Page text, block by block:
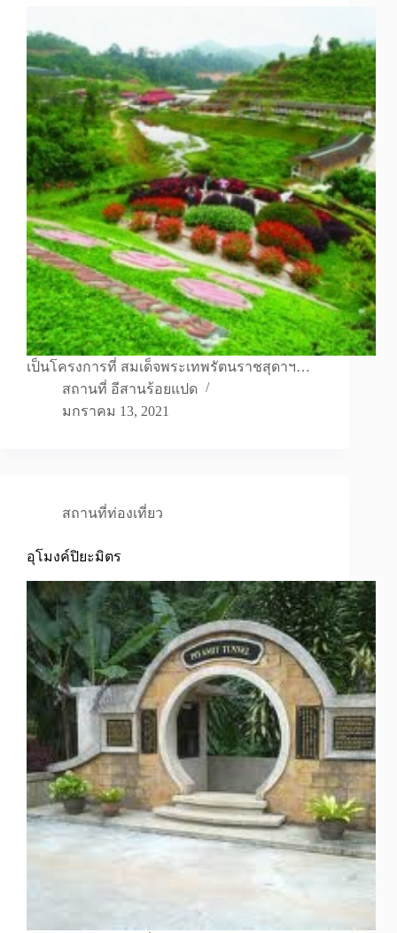
เป็นโครงการที่ สมเด็จพระเทพรัตนราชสุดาฯ…
สถานที่ อีสานร้อยแปด
มกราคม 13, 2021
สถานที่ท่องเที่ยว
อุโมงค์ปิยะมิตร